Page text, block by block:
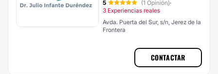
5 (1 Opinión)·
3 Experiencias reales
Avda. Puerta del Sur, s/n, Jerez de la
Frontera
CONTACTAR